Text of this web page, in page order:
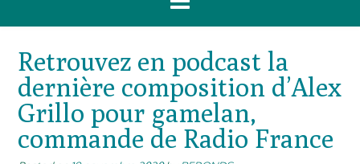
Retrouvez en podcast la
dernière composition d’Alex
Grillo pour gamelan,
commande de Radio France